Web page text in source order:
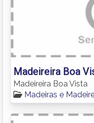
Madeireira Boa
Madeireira Boa Vista
Madeiras e